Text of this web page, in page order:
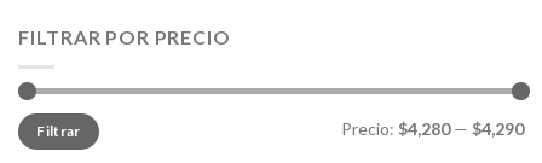
FILTRAR POR PRECIO
Precio
mínimo
Precio
máximo
Filtrar Precio: $4,280— $4,290